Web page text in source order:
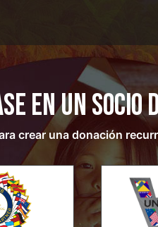
en un Socio
crear una donación